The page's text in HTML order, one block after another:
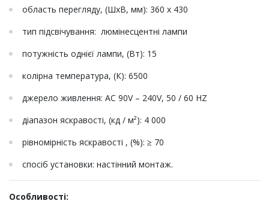
область перегляду, (ШхВ, мм): 360 х 430
тип підсвічування: люмінесцентні лампи
потужність однієї лампи, (Вт): 15
колірна температура, (К): 6500
джерело живлення: AC 90V – 240V, 50 / 60 HZ
діапазон яскравості, (кд / м²): 4 000
рівномірність яскравості , (%): ≥ 70
спосіб установки: настінний монтаж.
Особливості: